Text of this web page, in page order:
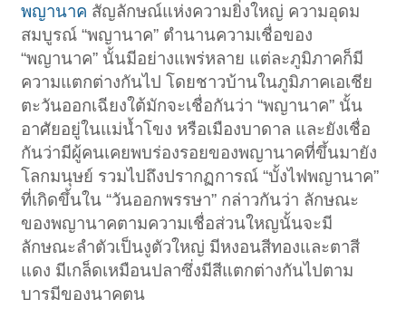
พญานาค สัญลักษณ์แห่งความยิ่งใหญ่ ความอุดม
สมบูรณ์ “พญานาค” ตำนานความเชื่อของ
“พญานาค” นั้นมีอย่างแพร่หลาย แต่ละภูมิภาคก็มี
ความแตกต่างกันไป โดยชาวบ้านในภูมิภาคเอเชีย
ตะวันออกเฉียงใต้มักจะเชื่อกันว่า “พญานาค” นั้น
อาศัยอยู่ในแม่น้ำโขง หรือเมืองบาดาล และยังเชื่อ
กันว่ามีผู้คนเคยพบร่องรอยของพญานาคที่ขึ้นมายัง
โลกมนุษย์ รวมไปถึงปรากฏการณ์ “บั้งไฟพญานาค”
ที่เกิดขึ้นใน “วันออกพรรษา” กล่าวกันว่า ลักษณะ
ของพญานาคตามความเชื่อส่วนใหญนั้นจะมี
ลักษณะลำตัวเป็นงูตัวใหญ่ มีหงอนสีทองและตาสี
แดง มีเกล็ดเหมือนปลาซึ่งมีสีแตกต่างกันไปตาม
บารมีของนาคตน